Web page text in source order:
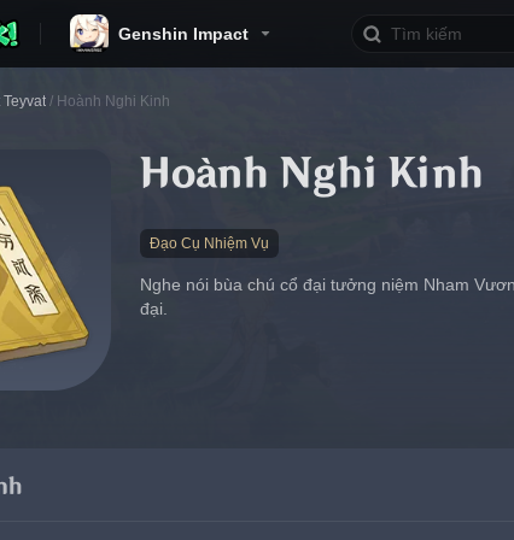
Genshin Impact
Teyvat / Hoành Nghi Kinh
Hoành Nghi Kinh
Đạo Cụ Nhiệm Vụ
Nghe nói bùa chú cổ đại tưởng niệm Nham
đại.